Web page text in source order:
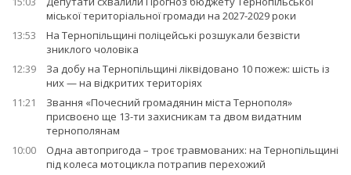
міської територіальної громади на 2027-2029 роки
13:53
На Тернопільщині поліцейські розшукали безвісти
зниклого чоловіка
12:39
За добу на Тернопільщині ліквідовано 10 пожеж: шість із
них — на відкритих територіях
11:21
Звання «Почесний громадянин міста Тернополя»
присвоєно ще 13-ти захисникам та двом видатним
тернополянам
10:00
Одна автопригода – троє травмованих: на Тернопільщині
під колеса мотоцикла потрапив перехожий